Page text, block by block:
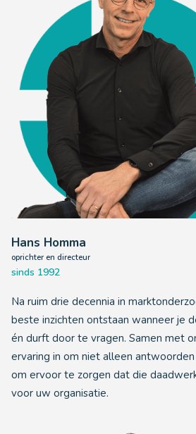
Hans Homma
oprichter en directeur
sinds 1992
Na ruim drie decennia in
beste inzichten ontstaan wanneer je
én durft door te vragen. Samen met
ervaring in om niet alleen
om ervoor te zorgen dat die
voor uw organisatie.